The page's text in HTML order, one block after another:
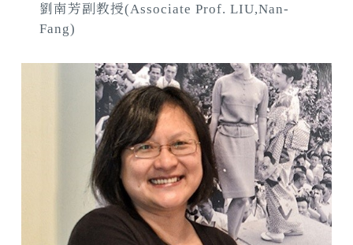
劉南芳副教授(Associate Prof. LIU,Nan-
Fang)